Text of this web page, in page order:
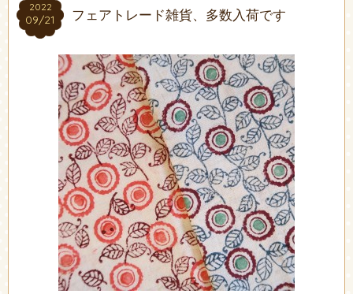
2022
09/21
2022
09/21 フェアトレード雑貨、多数入荷です